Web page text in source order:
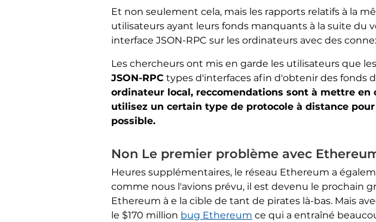
Et non seulement cela, mais les rapports relatifs à la
utilisateurs ayant leurs fonds manquants à la suite
interface JSON-RPC sur les ordinateurs avec des
Les chercheurs ont mis en garde les utilisateurs que
JSON-RPC types d'interfaces afin d'obtenir des fonds
ordinateur local, reccomendations sont à mettre
utilisez un certain type de protocole à distance
possible.
Non Le premier problème avec
Heures supplémentaires, le réseau Ethereum a
comme nous l'avions prévu, il est devenu le prochain
Ethereum à e la cible de tant de pirates là-bas. Mais
le $170 million bug Ethereum ce qui a entraîné